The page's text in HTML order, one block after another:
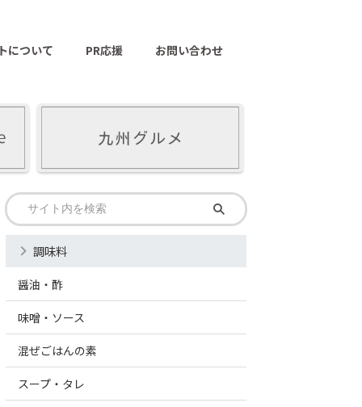
について PR応援 お問い合わせ
調味料
醤油・酢
味噌・ソース
混ぜごはんの素
スープ・タレ